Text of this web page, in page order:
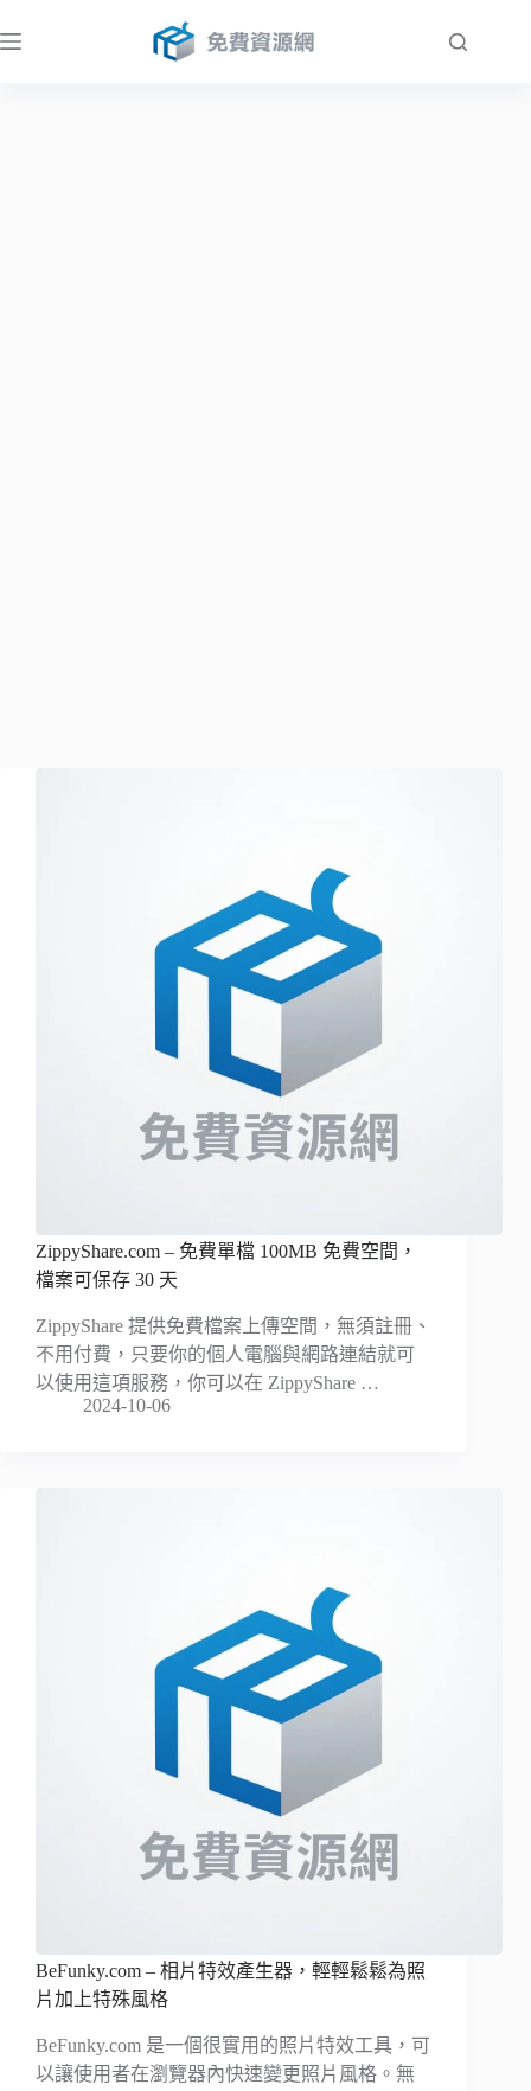
至
ZippyShare.com – 免費單檔 100MB 免費空間，
檔案可保存 30 天
ZippyShare 提供免費檔案上傳空間，無須註冊、
不用付費，只要你的個人電腦與網路連結就可
以使用這項服務，你可以在 ZippyShare …
2024-10-06
BeFunky.com – 相片特效產生器，輕輕鬆鬆為照
片加上特殊風格
BeFunky.com 是一個很實用的照片特效工具，可
以讓使用者在瀏覽器內快速變更照片風格。無